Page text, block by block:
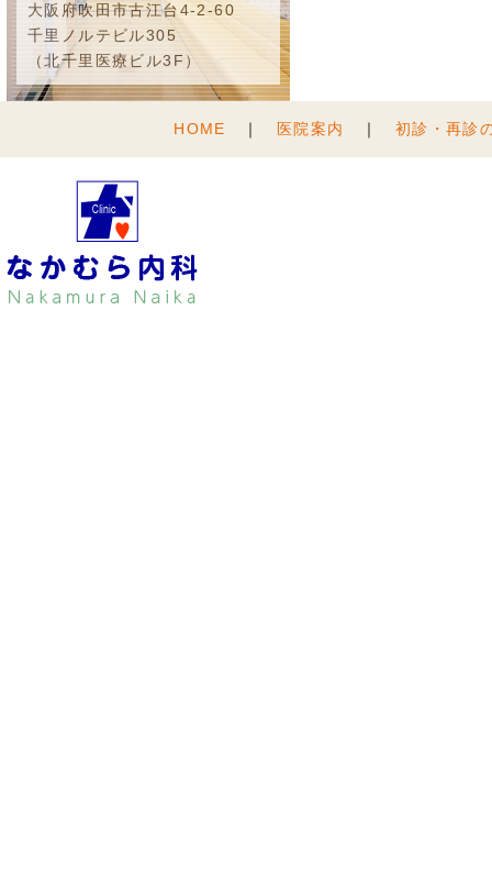
大阪府吹田市古江台4-2-60
千里ノルテビル305
（北千里医療ビル3F）
HOME ｜ 医院案内 ｜ 初診・再診